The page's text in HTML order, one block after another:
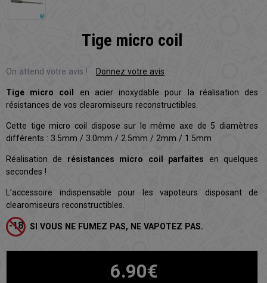
Tige micro coil
On attend votre avis ! Donnez votre avis
Tige micro coil
en acier inoxydable pour la réalisation des
résistances de vos clearomiseurs reconstructibles.
Cette tige micro coil dispose sur le même axe de 5 diamètres
différents : 3.5mm / 3.0mm / 2.5mm / 2mm / 1.5mm
Réalisation de résistances micro coil parfaites en quelques
secondes !
L’accessoire indispensable pour les vapoteurs disposant de
clearomiseurs reconstructibles.
SI VOUS NE FUMEZ PAS, NE VAPOTEZ PAS.
6.90€